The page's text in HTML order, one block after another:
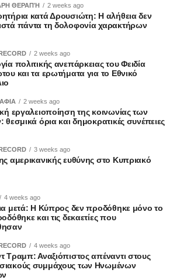
ΘΕΡΑΠΉ 2 weeks ago
κατά Δρουσιώτη: Η αλήθεια δεν
πάντα τη δολοφονία χαρακτήρων
2 weeks ago
πολιτικής ανεπάρκειας του Φειδία
και τα ερωτήματα για το Εθνικό
2 weeks ago
εργαλειοποίηση της κοινωνίας των
θεσμικά όρια και δημοκρατικές συνέπειες
3 weeks ago
αμερικανικής ευθύνης στο Κυπριακό
4 weeks ago
μετά: Η Κύπρος δεν προδόθηκε μόνο το
και τις δεκαετίες που
4 weeks ago
Τραμπ: Αναξιόπιστος απέναντι στους
συμμάχους των Ηνωμένων